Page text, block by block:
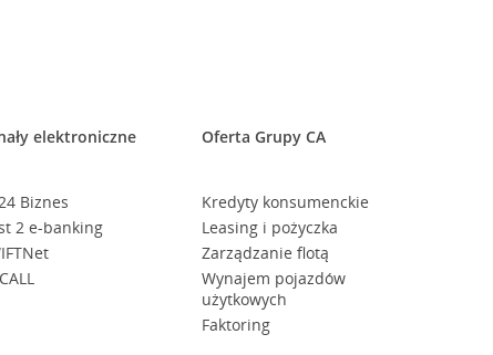
elektroniczne
Biznes
2 e-banking
Oferta Grupy CA
Kredyty konsumenckie
Leasing i pożyczka
Zarządzanie flotą
Wynajem pojazdów
użytkowych
Faktoring